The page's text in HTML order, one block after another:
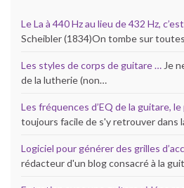
Le La à 440 Hz au lieu de 432 Hz,
Scheibler (1834)On tombe sur
Les styles de corps de guitare …Je
de la lutherie (non…
Les fréquences d’EQ de la guitare,
toujours facile de s'y retrouver dans
Logiciel pour générer des grilles
rédacteur d'un blog consacré à la